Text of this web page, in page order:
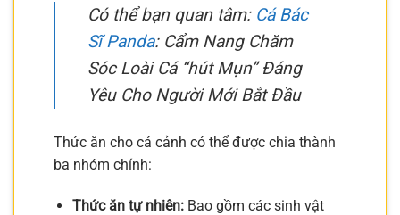
Có thể bạn quan tâm: Cá Bác
Sĩ Panda: Cẩm Nang Chăm
Sóc Loài Cá “hút Mụn” Đáng
Yêu Cho Người Mới Bắt Đầu
Thức ăn cho cá cảnh có thể được chia thành
ba nhóm chính:
Thức ăn tự nhiên:Bao gồm các sinh vật